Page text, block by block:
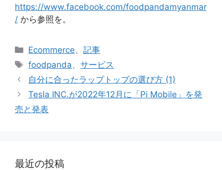
https://www.facebook.com/foodpandamyanmar
/ から参照を。
カ
テ
リ
ー
Ecommerce、記事
タ
グ
foodpanda、サービス
自分に合ったラップトップの選び方 (1)
Tesla INC.が2022年12月に「Pi Mobile」を発
売と発表
最近の投稿